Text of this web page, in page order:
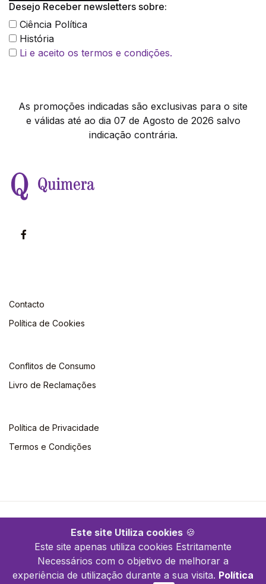
Este site Utiliza cookies 🍪
Este site apenas utiliza cookies Estritamente
Necessários com o objetivo de melhorar a
experiência de utilização durante a sua visita. Política
Desejo Receber newsletters sobre:
Ciência Política
História
Li e aceito os termos e condições.
As promoções indicadas são exclusivas para o site
e válidas até ao dia 07 de Agosto de 2026 salvo
indicação contrária.
Contacto
Política de Cookies
Conflitos de Consumo
Livro de Reclamações
Política de Privacidade
Termos e Condições
©2026 Quimera. Todos os direitos reservados